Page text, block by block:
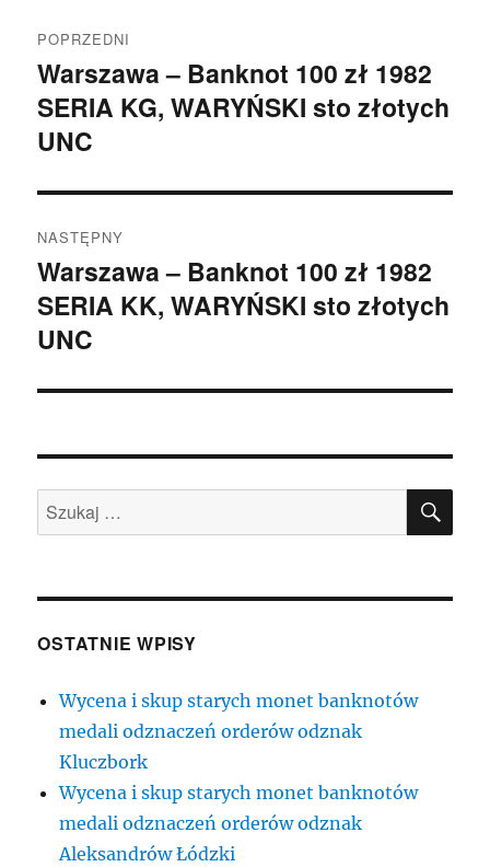
wpisu
POPRZEDNI
Poprzedni
wpis:
Warszawa – Banknot 100 zł 1982
SERIA KG, WARYŃSKI sto złotych
UNC
NASTĘPNY
Następny
wpis:
Warszawa – Banknot 100 zł 1982
SERIA KK, WARYŃSKI sto złotych
UNC
Szukaj:
OSTATNIE WPISY
Wycena i skup starych monet banknotów
medali odznaczeń orderów odznak
Kluczbork
Wycena i skup starych monet banknotów
medali odznaczeń orderów odznak
Aleksandrów Łódzki